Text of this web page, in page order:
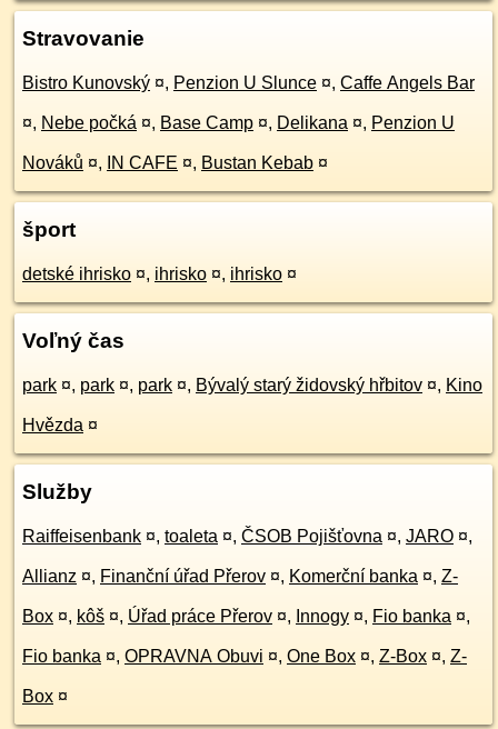
Stravovanie
Bistro Kunovský ¤, Penzion U Slunce ¤, Caffe Angels Bar
¤, Nebe počká ¤, Base Camp ¤, Delikana ¤, Penzion U
Nováků ¤, IN CAFE ¤, Bustan Kebab ¤
šport
detské ihrisko ¤, ihrisko ¤, ihrisko ¤
Voľný čas
park ¤, park ¤, park ¤, Bývalý starý židovský hřbitov ¤, Kino
Hvězda ¤
Služby
Raiffeisenbank ¤, toaleta ¤, ČSOB Pojišťovna ¤, JARO ¤,
Allianz ¤, Finanční úřad Přerov ¤, Komerční banka ¤, Z-
Box ¤, kôš ¤, Úřad práce Přerov ¤, Innogy ¤, Fio banka ¤,
Fio banka ¤, OPRAVNA Obuvi ¤, One Box ¤, Z-Box ¤, Z-
Box ¤